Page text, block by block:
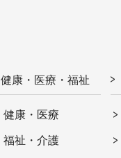
健康・医療・福祉
健康・医療
福祉・介護